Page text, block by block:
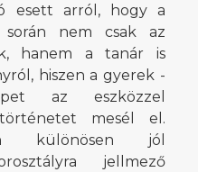
esett arról, hogy a
nem csak az
hanem a tanár is
hiszen a gyerek -
az eszközzel
mesél el.
különösen jól
jellmező